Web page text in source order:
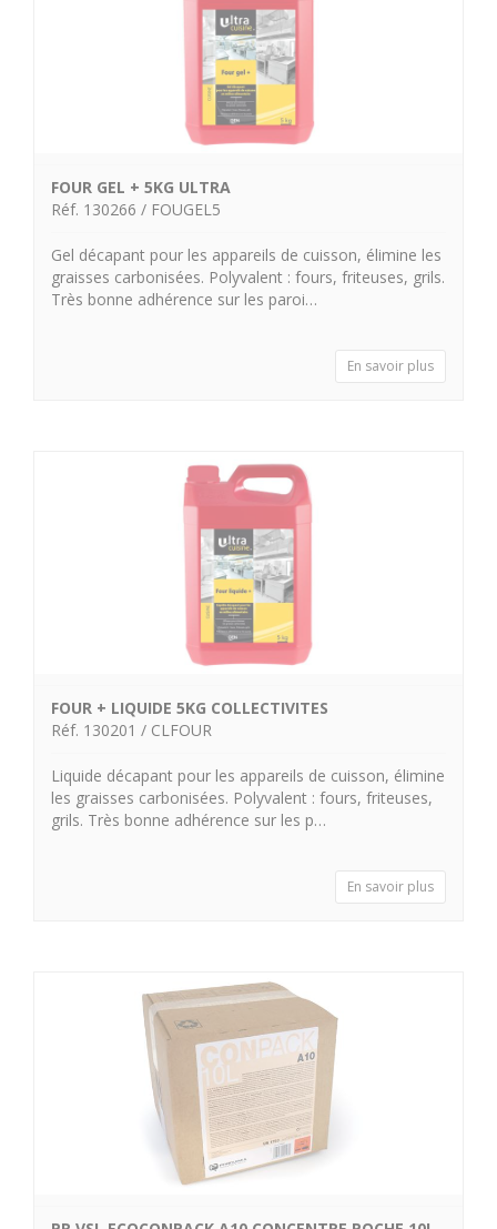
FOUR GEL + 5KG ULTRA
Réf. 130266 / FOUGEL5
Gel décapant pour les appareils de cuisson, élimine les
graisses carbonisées. Polyvalent : fours, friteuses, grils.
Très bonne adhérence sur les paroi…
En savoir plus
FOUR + LIQUIDE 5KG COLLECTIVITES
Réf. 130201 / CLFOUR
Liquide décapant pour les appareils de cuisson, élimine
les graisses carbonisées. Polyvalent : fours, friteuses,
grils. Très bonne adhérence sur les p…
En savoir plus